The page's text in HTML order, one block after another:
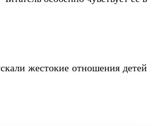
жестокие отношения детей